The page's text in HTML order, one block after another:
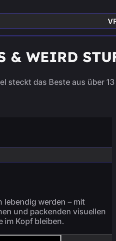
& WEIRD
steckt das Beste aus über
lebendig werden – mit
und packenden visuellen
im Kopf bleiben.